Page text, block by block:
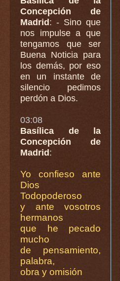
Concepción de
Madrid: - Sino que
nos impulse a que
tengamos que ser
Buena Noticia para
los demás, por eso
en un instante de
silencio pedimos
perdón a Dios.
03:08
Basílica de la
Concepción de
Madrid:
Yo confieso ante
Dios
Todopoderoso
y ante vosotros
hermanos
que he pecado
mucho
de pensamiento,
palabra,
obra y omisión